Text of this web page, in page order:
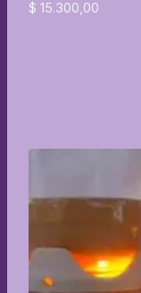
$ 15.300,00